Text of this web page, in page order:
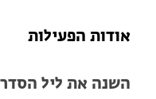
אודות הפעילות
השנה את ליל הסדר